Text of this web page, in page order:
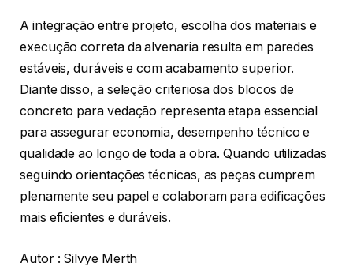
A integração entre projeto, escolha dos materiais e
execução correta da alvenaria resulta em paredes
estáveis, duráveis e com acabamento superior.
Diante disso, a seleção criteriosa dos blocos de
concreto para vedação representa etapa essencial
para assegurar economia, desempenho técnico e
qualidade ao longo de toda a obra. Quando utilizadas
seguindo orientações técnicas, as peças cumprem
plenamente seu papel e colaboram para edificações
mais eficientes e duráveis.
Autor : Silvye Merth